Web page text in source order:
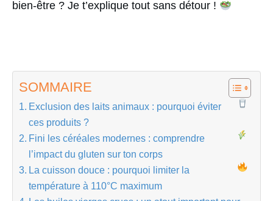
bien-être ? Je t’explique tout sans détour !
SOMMAIRE
Exclusion des laits animaux : pourquoi éviter
ces produits ?
Fini les céréales modernes : comprendre
l’impact du gluten sur ton corps
La cuisson douce : pourquoi limiter la
température à 110°C maximum